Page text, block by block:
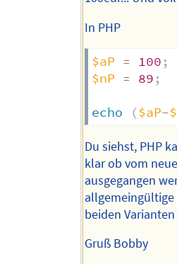
In PHP
$aP = 100 ;
$nP = 89 ;
echo ($aP-
Du siehst, PHP
klar ob vom
ausgegangen
allgemeingültige
beiden
Gruß Bobby